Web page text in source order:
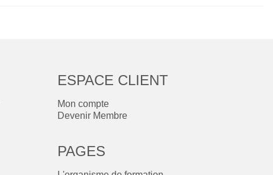
ESPACE CLIENT
Mon compte
Devenir Membre
PAGES